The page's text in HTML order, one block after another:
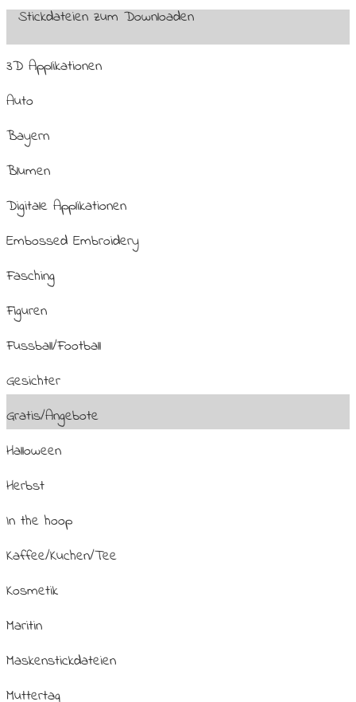
Stickdateien zum Downloaden
3D Applikationen
Auto
Bayern
Blumen
Digitale Applikationen
Embossed Embroidery
Fasching
Figuren
Fussball/Football
Gesichter
Gratis/Angebote
Halloween
Herbst
In the hoop
Kaffee/Kuchen/Tee
Kosmetik
Maritin
Maskenstickdateien
Muttertag